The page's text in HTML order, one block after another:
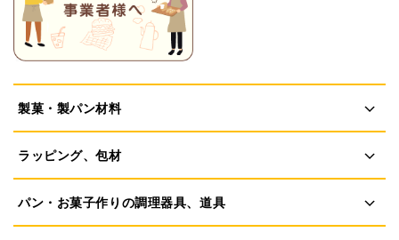
製菓・製パン材料
ラッピング、包材
パン・お菓子作りの調理器具、道具